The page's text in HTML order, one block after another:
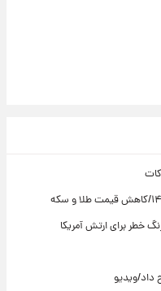
خطر برای ارتش آمریکا
داد/ویدیو